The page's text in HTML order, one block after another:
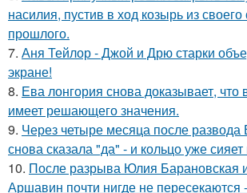
насилия, пустив в ход козырь из своего
прошлого.
7. Аня Тейлор - Джой и Дрю старки
экране!
8. Ева лонгория снова доказывает, что
имеет решающего значения.
9. Через четыре месяца после
снова сказала "да" - и кольцо уже
10. После разрыва Юлия Барановская
Аршавин почти нигде не пересекаются